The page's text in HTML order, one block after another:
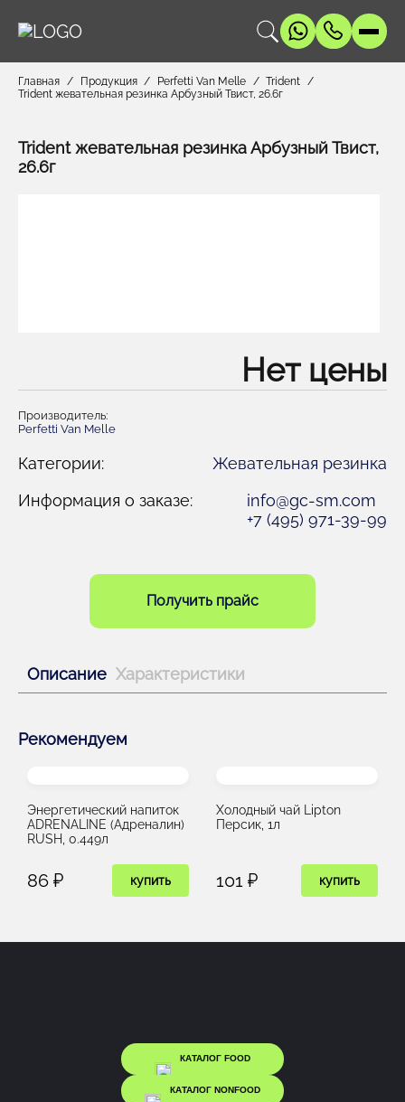
Главная Продукция Perfetti Van Melle
Trident
Trident жевательная резинка Арбузный Твист, 26.6г
Trident жевательная резинка Арбузный Твист,
26.6г
Нет цены
Производитель:
Perfetti Van Melle
Категории:
Жевательная резинка
Информация о заказе:
info@gc-sm.com
+7 (495) 971-39-99
Получить прайс
Описание Характеристики
Рекомендуем
Энергетический напиток
ADRENALINE (Адреналин)
RUSH, 0.449л
86 ₽ купить
Холодный чай Lipton
Персик, 1л
101 ₽ купить
КАТАЛОГ FOOD
КАТАЛОГ NONFOOD